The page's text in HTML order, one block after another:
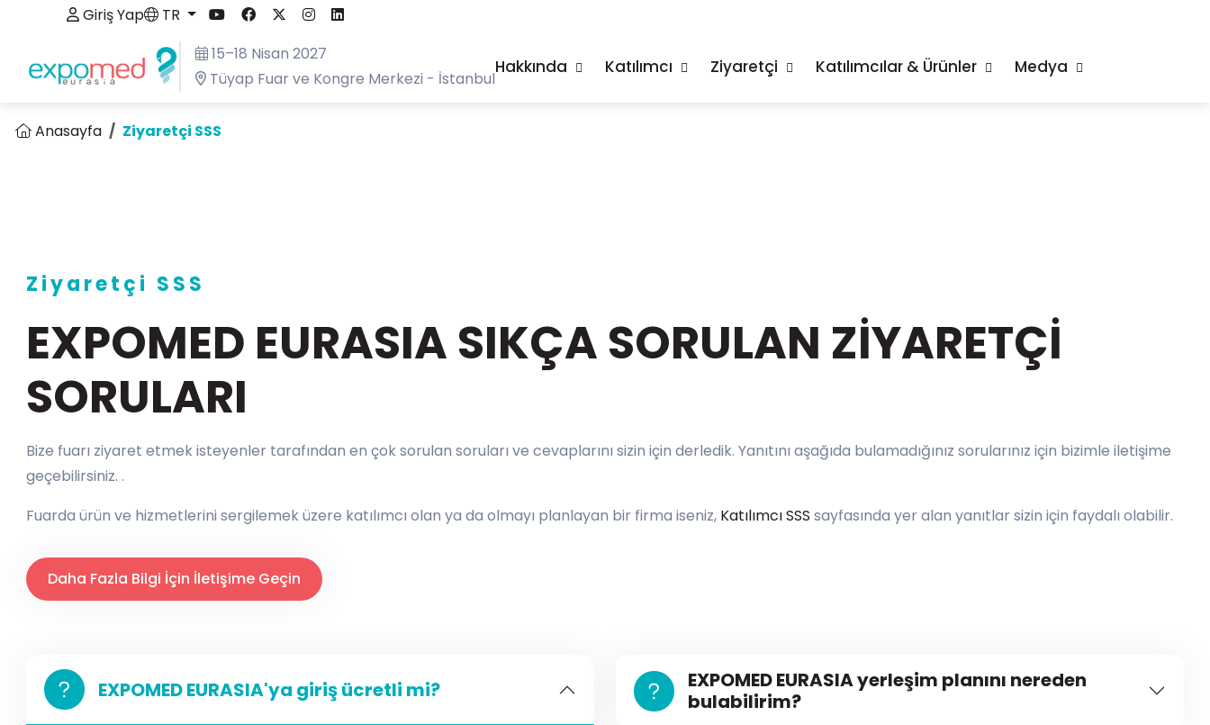
Giriş Yap
TR
15–18 Nisan 2027
Tüyap Fuar ve Kongre Merkezi - İstanbul
Hakkında Katılımcı Ziyaretçi Katılımcılar & Ürünler Medya
Anasayfa Ziyaretçi SSS
Ziyaretçi SSS
EXPOMED EURASIA SIKÇA SORULAN ZİYARETÇİ
SORULARI
Bize fuarı ziyaret etmek isteyenler tarafından en çok sorulan soruları ve cevaplarını sizin için derledik. Yanıtını aşağıda bulamadığınız sorularınız için bizimle iletişime
geçebilirsiniz. .
Fuarda ürün ve hizmetlerini sergilemek üzere katılımcı olan ya da olmayı planlayan bir firma iseniz, Katılımcı SSS sayfasında yer alan yanıtlar sizin için faydalı olabilir.
Daha Fazla Bilgi İçin İletişime Geçin
EXPOMED EURASIA'ya giriş ücretli mi?
EXPOMED EURASIA yerleşim planını nereden
bulabilirim?